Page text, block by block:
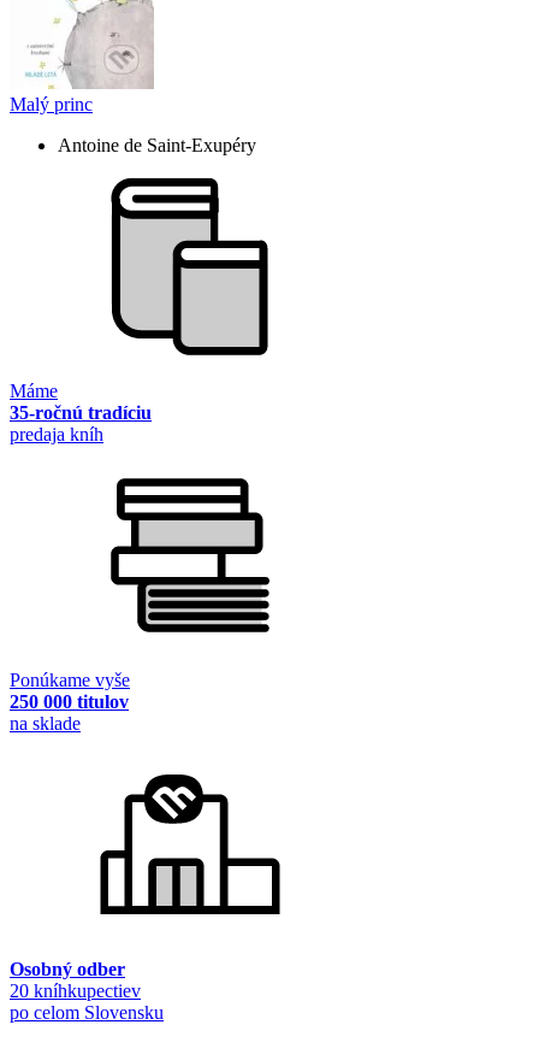
Malý princ
Antoine de Saint-Exupéry
Máme
35-ročnú tradíciu
predaja kníh
Ponúkame vyše
250 000 titulov
na sklade
Osobný odber
20 kníhkupectiev
po celom Slovensku